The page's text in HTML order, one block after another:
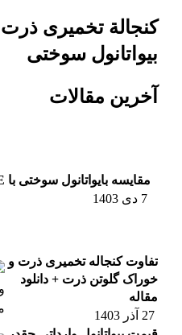
کنجالة تخمیری ذرت DDGS
بیواتانول سوختی
آخرین مقالات
مقایسه بایواتانول سوختی با MTBE
7 دی 1403
تفاوت کنجاله تخمیری ذرت و
خوراک گلوتن ذرت + دانلود
مقاله
27 آذر 1403